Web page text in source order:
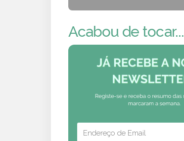
Acabou de tocar...